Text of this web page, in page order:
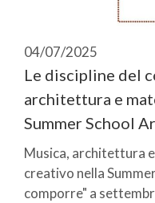
04/07/2025
Le discipline del
architettura e
Summer School
Musica, architettura
creativo nella
comporre" a